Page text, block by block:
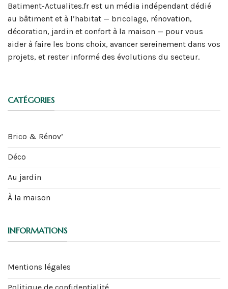
Batiment-Actualites.fr est un média indépendant dédié
au bâtiment et à l’habitat — bricolage, rénovation,
décoration, jardin et confort à la maison — pour vous
aider à faire les bons choix, avancer sereinement dans vos
projets, et rester informé des évolutions du secteur.
CATÉGORIES
Brico & Rénov’
Déco
Au jardin
À la maison
INFORMATIONS
Mentions légales